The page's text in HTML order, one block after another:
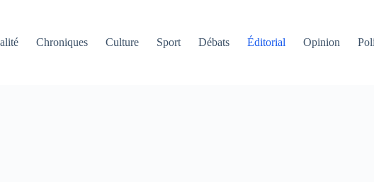
Chroniques Culture Sport Débats Éditorial Opinion